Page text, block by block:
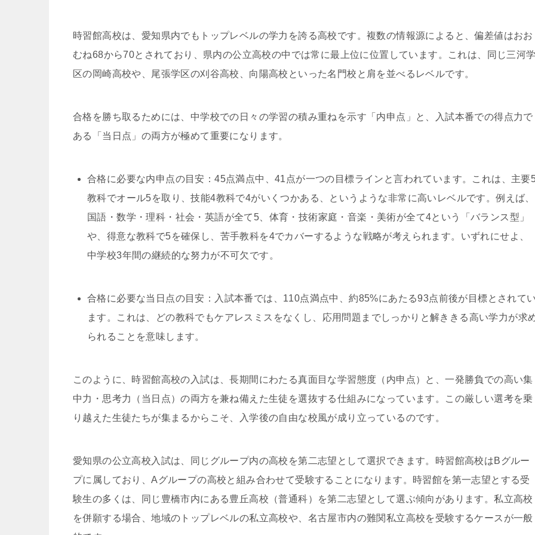
時習館高校は、愛知県内でもトップレベルの学力を誇る高校です。複数の情報源によると、偏差値はおお
むね68から70とされており、県内の公立高校の中では常に最上位に位置しています。これは、同じ三河
区の岡崎高校や、尾張学区の刈谷高校、向陽高校といった名門校と肩を並べるレベルです。
合格を勝ち取るためには、中学校での日々の学習の積み重ねを示す「内申点」と、入試本番での得点力で
ある「当日点」の両方が極めて重要になります。
合格に必要な内申点の目安：45点満点中、41点が一つの目標ラインと言われています。これは、主要
教科でオール5を取り、技能4教科で4がいくつかある、というような非常に高いレベルです。例えば、
国語・数学・理科・社会・英語が全て5、体育・技術家庭・音楽・美術が全て4という「バランス型」
や、得意な教科で5を確保し、苦手教科を4でカバーするような戦略が考えられます。いずれにせよ、
中学校3年間の継続的な努力が不可欠です。
合格に必要な当日点の目安：入試本番では、110点満点中、約85%にあたる93点前後が目標とされて
ます。これは、どの教科でもケアレスミスをなくし、応用問題までしっかりと解ききる高い学力が求
られることを意味します。
このように、時習館高校の入試は、長期間にわたる真面目な学習態度（内申点）と、一発勝負での高い集
中力・思考力（当日点）の両方を兼ね備えた生徒を選抜する仕組みになっています。この厳しい選考を乗
り越えた生徒たちが集まるからこそ、入学後の自由な校風が成り立っているのです。
愛知県の公立高校入試は、同じグループ内の高校を第二志望として選択できます。時習館高校はBグルー
プに属しており、Aグループの高校と組み合わせて受験することになります。時習館を第一志望とする受
験生の多くは、同じ豊橋市内にある豊丘高校（普通科）を第二志望として選ぶ傾向があります。私立高校
を併願する場合、地域のトップレベルの私立高校や、名古屋市内の難関私立高校を受験するケースが一般